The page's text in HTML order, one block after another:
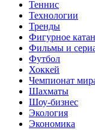
Теннис
Технологии
Тренды
Фигурное
Фильмы и
Футбол
Хоккей
Чемпионат
Шахматы
Шоу-бизнес
Экология
Экономика